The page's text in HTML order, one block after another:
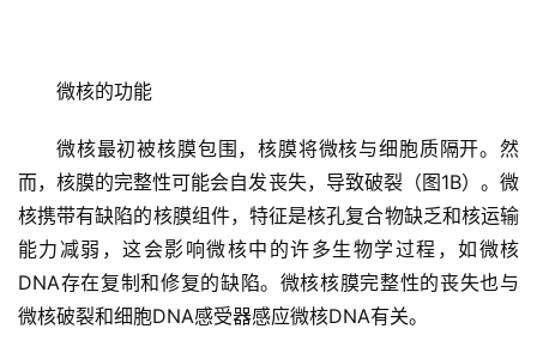
微核的功能
微核最初被核膜包围，核膜将微核与细胞质隔开。然
而，核膜的完整性可能会自发丧失，导致破裂（图1B）。微
核携带有缺陷的核膜组件，特征是核孔复合物缺乏和核运输
能力减弱，这会影响微核中的许多生物学过程，如微核
DNA存在复制和修复的缺陷。微核核膜完整性的丧失也与
微核破裂和细胞DNA感受器感应微核DNA有关。